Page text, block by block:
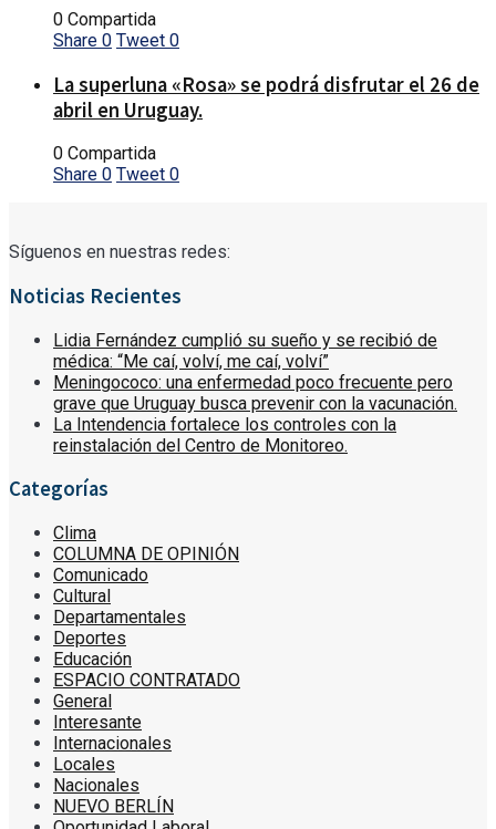
0 Compartida
Share 0 Tweet 0
La superluna «Rosa» se podrá disfrutar el 26 de
abril en Uruguay.
0 Compartida
Share 0 Tweet 0
Síguenos en nuestras redes:
Noticias Recientes
Lidia Fernández cumplió su sueño y se recibió de
médica: “Me caí, volví, me caí, volví”
Meningococo: una enfermedad poco frecuente pero
grave que Uruguay busca prevenir con la vacunación.
La Intendencia fortalece los controles con la
reinstalación del Centro de Monitoreo.
Categorías
Clima
COLUMNA DE OPINIÓN
Comunicado
Cultural
Departamentales
Deportes
Educación
ESPACIO CONTRATADO
General
Interesante
Internacionales
Locales
Nacionales
NUEVO BERLÍN